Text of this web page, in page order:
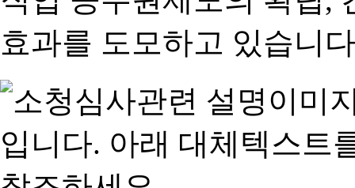
효과를 도모하고 있습니